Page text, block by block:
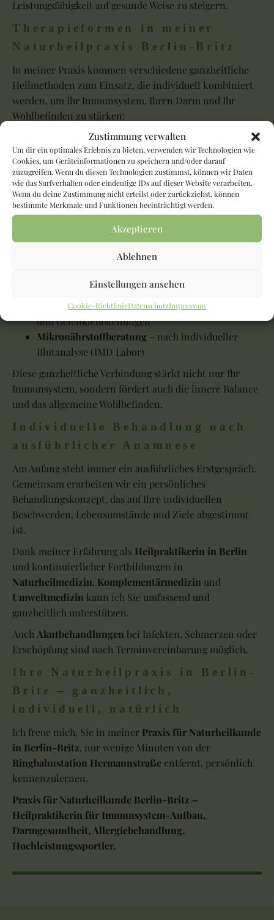
Zustimmung verwalten
Um dir ein optimales Erlebnis zu bieten, verwenden wir Technologien wie
Cookies, um Geräteinformationen zu speichern und/oder darauf
zuzugreifen. Wenn du diesen Technologien zustimmst, können wir Daten
wie das Surfverhalten oder eindeutige IDs auf dieser Website verarbeiten.
Wenn du deine Zustimmung nicht erteilst oder zurückziehst, können
bestimmte Merkmale und Funktionen beeinträchtigt werden.
Akzeptieren
Ablehnen
Einstellungen ansehen
Cookie-RichtlinieDatenschutzImpressum
Leistungsfähigkeit auf gesunde Weise zu steigern.
Therapieformen in meiner
Naturheilpraxis Berlin-Britz
In meiner Praxis kommen verschiedene ganzheitliche
Heilmethoden zum Einsatz, die individuell kombiniert
werden, um Ihr Immunsystem, Ihren Darm und Ihr
Wohlbefinden zu stärken:
Akupunktur & Traditionelle Chinesische
Medizin (TCM)– zur Harmonisierung des
Energieflusses
Homöopathie– zur sanften Anregung der
Selbstheilungskräfte
Bioresonanztherapie– zur Regulation bei
Allergien und chronischen Belastungen
Neuraltherapie (subkutan)– zur Schmerz- und
Funktionsregulation
emotionalen Balance
Dorntherapie– zur Korrektur von Wirbelsäulen-
und Gelenkfehlstellungen
Mikronährstoffberatung – nach individueller
Blutanalyse (IMD Labor)
Diese ganzheitliche Verbindung stärkt nicht nur Ihr
Immunsystem, sondern fördert auch die innere Balance
und das allgemeine Wohlbefinden.
Individuelle Behandlung nach
ausführlicher Anamnese
Am Anfang steht immer ein ausführliches Erstgespräch.
Gemeinsam erarbeiten wir ein persönliches
Behandlungskonzept, das auf Ihre individuellen
Beschwerden, Lebensumstände und Ziele abgestimmt
ist.
Dank meiner Erfahrung als Heilpraktikerin in Berlin
und kontinuierlicher Fortbildungen in
Naturheilmedizin, Komplementärmedizin und
Umweltmedizin kann ich Sie umfassend und
ganzheitlich unterstützen.
Auch Akutbehandlungen bei Infekten, Schmerzen oder
Erschöpfung sind nach Terminvereinbarung möglich.
Ihre Naturheilpraxis in Berlin-
Britz – ganzheitlich,
individuell, natürlich
Ich freue mich, Sie in meiner Praxis für Naturheilkunde
in Berlin-Britz, nur wenige Minuten von der
Ringbahnstation Hermannstraße entfernt, persönlich
kennenzulernen.
Praxis für Naturheilkunde Berlin-Britz –
Heilpraktikerin für Immunsystem-Aufbau,
Darmgesundheit, Allergiebehandlung,
Hochleistungssportler.